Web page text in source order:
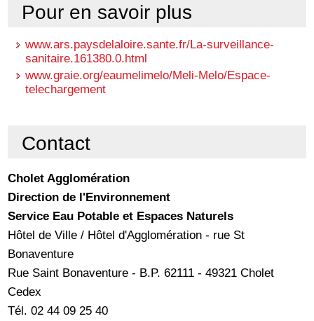
Pour en savoir plus
www.ars.paysdelaloire.sante.fr/La-surveillance-
sanitaire.161380.0.html
www.graie.org/eaumelimelo/Meli-Melo/Espace-
telechargement
Contact
Cholet Agglomération
Direction de l'Environnement
Service Eau Potable et Espaces Naturels
Hôtel de Ville / Hôtel d'Agglomération - rue St
Bonaventure
Rue Saint Bonaventure - B.P. 62111 - 49321 Cholet
Cedex
Tél. 02 44 09 25 40